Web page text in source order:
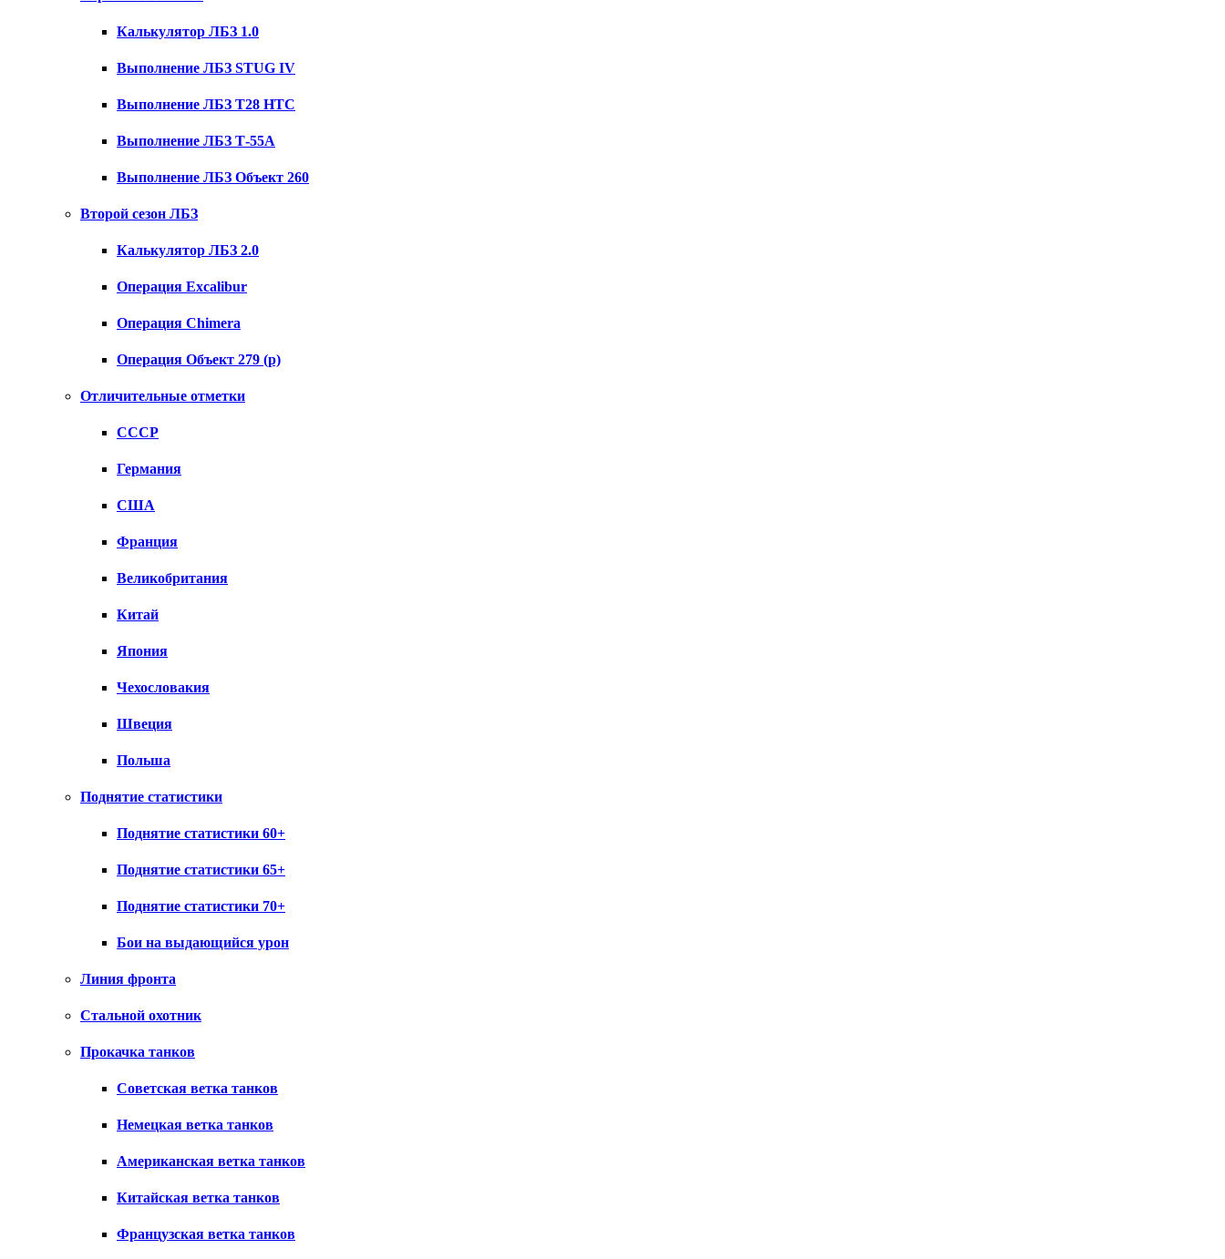
Калькулятор ЛБЗ 1.0
Выполнение ЛБЗ STUG IV
Выполнение ЛБЗ T28 HTC
Выполнение ЛБЗ Т-55А
Выполнение ЛБЗ Объект 260
Второй сезон ЛБЗ
Калькулятор ЛБЗ 2.0
Операция Excalibur
Операция Chimera
Операция Объект 279 (р)
Отличительные отметки
СССР
Германия
США
Франция
Великобритания
Китай
Япония
Чехословакия
Швеция
Польша
Поднятие статистики
Поднятие статистики 60+
Поднятие статистики 65+
Поднятие статистики 70+
Бои на выдающийся урон
Линия фронта
Стальной охотник
Прокачка танков
Советская ветка танков
Немецкая ветка танков
Американская ветка танков
Китайская ветка танков
Французская ветка танков